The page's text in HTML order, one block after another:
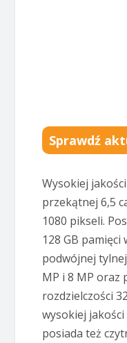
Sprawdź
Wysokiej
przekątnej 6,5
1080 pikseli.
128 GB
podwójnej
MP i 8 MP oraz
rozdzielczości
wysokiej
posiada też